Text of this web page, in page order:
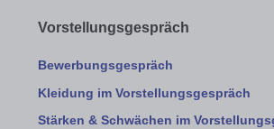
Vorstellungsgespräch
Bewerbungsgespräch
Kleidung im Vorstellungsgespräch
Stärken & Schwächen im